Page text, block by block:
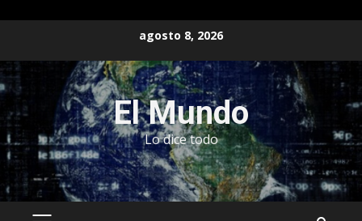
contenido
agosto 8, 2026
El Mundo
Lo dice todo